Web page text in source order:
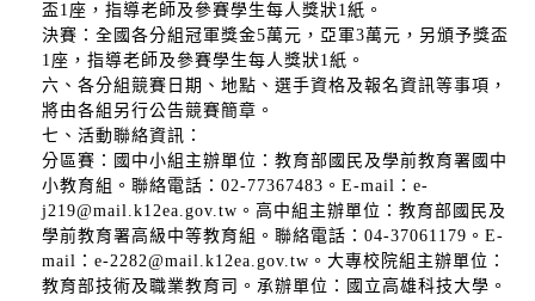
盃1座，指導老師及參賽學生每人獎狀1紙。
決賽：全國各分組冠軍獎金5萬元，亞軍3萬元，另頒予獎盃
1座，指導老師及參賽學生每人獎狀1紙。
六、各分組競賽日期、地點、選手資格及報名資訊等事項，
將由各組另行公告競賽簡章。
七、活動聯絡資訊：
分區賽：國中小組主辦單位：教育部國民及學前教育署國中
小教育組。聯絡電話：02-77367483。E-mail：e-
j219@mail.k12ea.gov.tw。高中組主辦單位：教育部國民及
學前教育署高級中等教育組。聯絡電話：04-37061179。E-
mail：e-2282@mail.k12ea.gov.tw。大專校院組主辦單位：
教育部技術及職業教育司。承辦單位：國立高雄科技大學。